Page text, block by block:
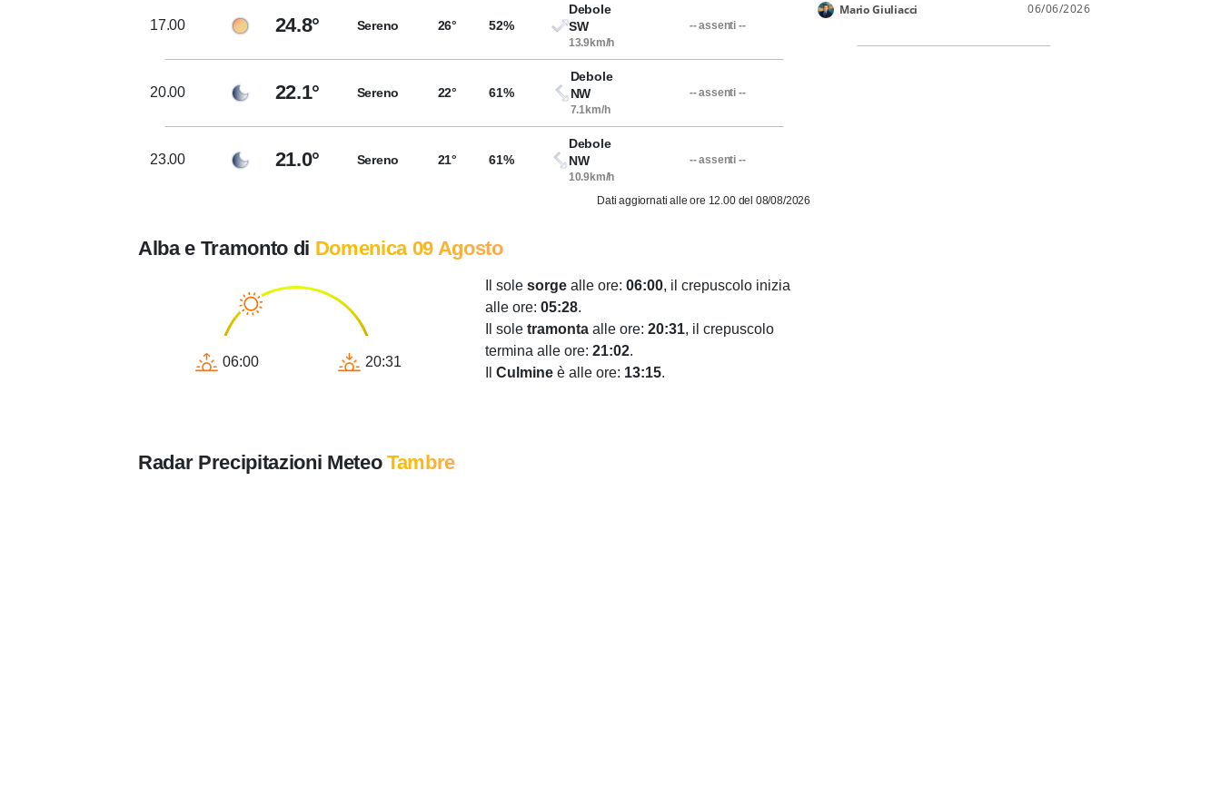
17.00 24.8° Sereno 26° 52%
Debole
SW
13.9km/h
-- assenti --
20.00 22.1° Sereno 22° 61%
Debole
NW
7.1km/h
-- assenti --
23.00 21.0° Sereno 21° 61%
Debole
NW
10.9km/h
-- assenti --
Dati aggiornati alle ore 12.00 del 08/08/2026
Alba e Tramonto di Domenica 09 Agosto
06:00 20:31
Il sole sorge alle ore: 06:00, il crepuscolo inizia
alle ore: 05:28.
Il sole tramonta alle ore: 20:31, il crepuscolo
termina alle ore: 21:02.
Culmine è alle ore: 13:15.
Radar Precipitazioni MeteoTambre
Mario Giuliacci 06/06/2026